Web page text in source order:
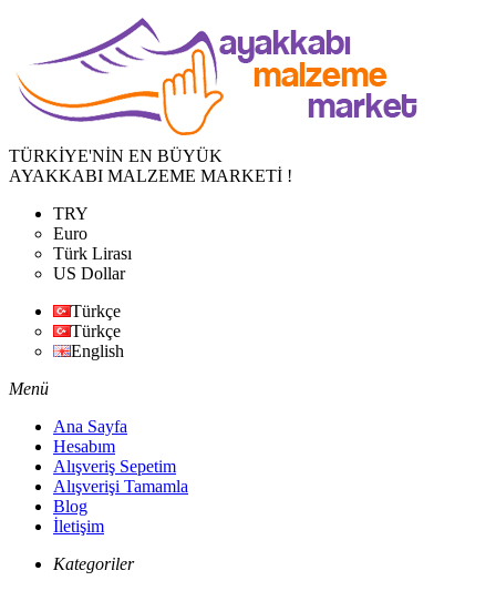
TÜRKİYE'NİN EN BÜYÜK
AYAKKABI MALZEME MARKETİ !
TRY
Euro
Türk Lirası
US Dollar
Türkçe
Türkçe
English
Menü
Ana Sayfa
Hesabım
Alışveriş Sepetim
Alışverişi Tamamla
Blog
İletişim
Kategoriler